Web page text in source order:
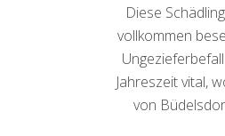
Diese
vollkommen
Jahreszeit vital,
von